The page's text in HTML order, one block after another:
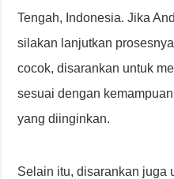
Tengah, Indonesia. Jika
silakan lanjutkan
cocok, disarankan untuk
sesuai dengan
yang diinginkan.
Selain itu, disarankan juga